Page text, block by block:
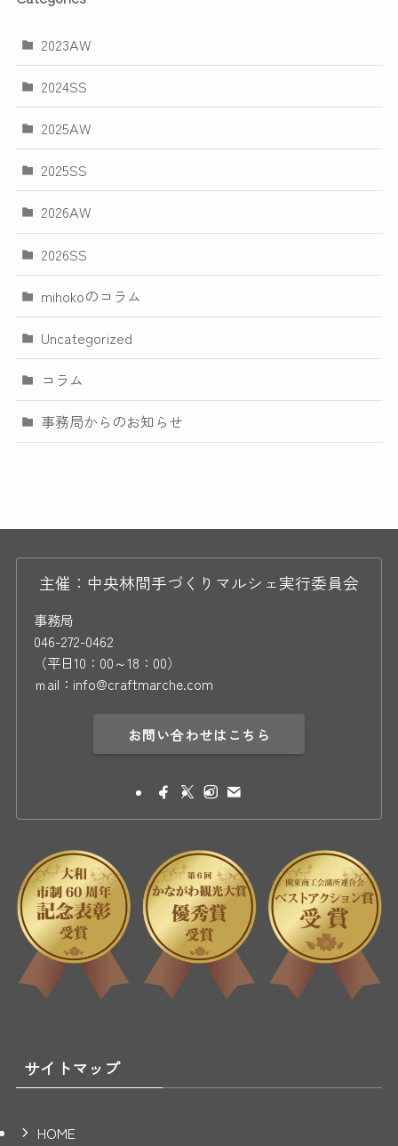
2023AW
2024SS
2025AW
2025SS
2026AW
2026SS
mihokoのコラム
Uncategorized
コラム
事務局からのお知らせ
主催：中央林間手づくりマルシェ実行委員会
事務局
046-272-0462
（平日10：00～18：00）
ｍail：info@craftmarche.com
お問い合わせはこちら
サイトマップ
HOME